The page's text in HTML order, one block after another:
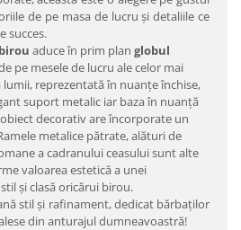
de pe masa de lucru şi detaliile ce
succes.
aduce în prim plan globul
pe mesele de lucru ale celor mai
reprezentată în nuanţe închise,
suport metalic iar baza în nuanţă
decorativ are încorporate un
metalice pătrate, alături de
a cadranului ceasului sunt alte
valoarea estetică a unei
şi clasă oricărui birou.
stil şi rafinament, dedicat bărbaţilor
din anturajul dumneavoastră!